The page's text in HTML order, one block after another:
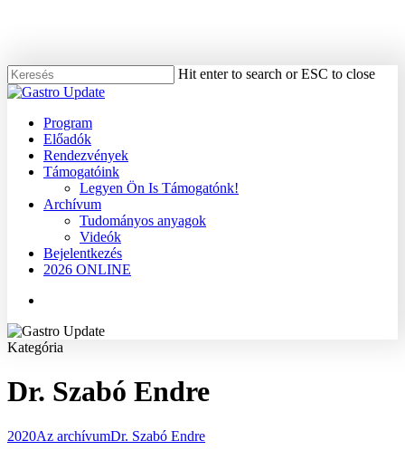
content
Hit enter to search or ESC to close
Close
Menu
Program
Előadók
Rendezvények
Támogatóink
Legyen Ön Is Támogatónk!
Archívum
Tudományos anyagok
Videók
Bejelentkezés
2026 ONLINE
Kategória
Dr. Szabó Endre
2020Az archívumDr. Szabó Endre